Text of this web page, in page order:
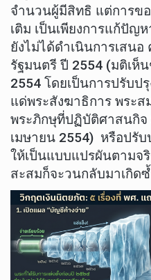
จำนวนผู้มีสิทธิ แต่การข
เติม เป็นเพียงการแก้ปัญ
ยังไม่ได้ดำเนินการเสน
รัฐมนตรี ปี 2554 (มติเห็
2554 โดยเป็นการปรับป
แด่พระสังฆาธิการ พระ
พระภิกษุที่ปฏิบัติศาสนกิจ
เมษายน 2554) หรือปรั
ให้เป็นแบบแปรผันตาม
สะสมก็จะวนกลับมาเกิด